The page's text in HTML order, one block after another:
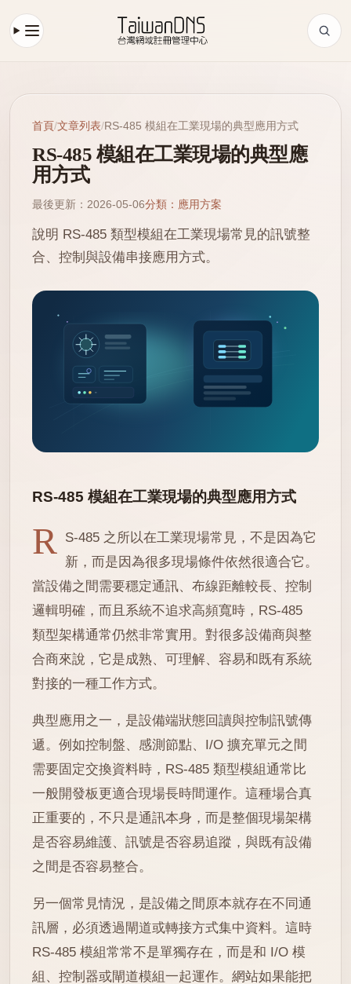
首頁/文章列表/RS-485 模組在工業現場的典型應用方式
RS-485 模組在工業現場的典型應
用方式
最後更新：2026-05-06分類：應用方案
說明 RS-485 類型模組在工業現場常見的訊號整
合、控制與設備串接應用方式。
RS-485 模組在工業現場的典型應用方式
R S-485 之所以在工業現場常見，不是因為它
新，而是因為很多現場條件依然很適合它。
當設備之間需要穩定通訊、布線距離較長、控制
邏輯明確，而且系統不追求高頻寬時，RS-485
類型架構通常仍然非常實用。對很多設備商與整
合商來說，它是成熟、可理解、容易和既有系統
對接的一種工作方式。
典型應用之一，是設備端狀態回讀與控制訊號傳
遞。例如控制盤、感測節點、I/O 擴充單元之間
需要固定交換資料時，RS-485 類型模組通常比
一般開發板更適合現場長時間運作。這種場合真
正重要的，不只是通訊本身，而是整個現場架構
是否容易維護、訊號是否容易追蹤，與既有設備
之間是否容易整合。
另一個常見情況，是設備之間原本就存在不同通
訊層，必須透過閘道或轉接方式集中資料。這時
RS-485 模組常常不是單獨存在，而是和 I/O 模
組、控制器或閘道模組一起運作。網站如果能把